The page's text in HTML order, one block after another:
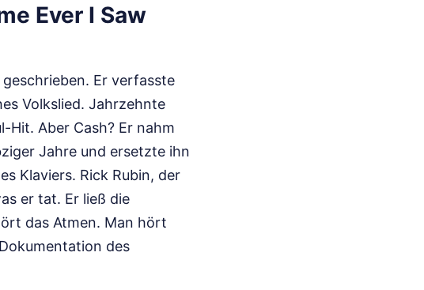
Ever I Saw
Er verfasste
Volkslied. Jahrzehnte
Hit. Aber Cash? Er nahm
Jahre und ersetzte ihn
Klaviers. Rick Rubin, der
er tat. Er ließ die
das Atmen. Man hört
des